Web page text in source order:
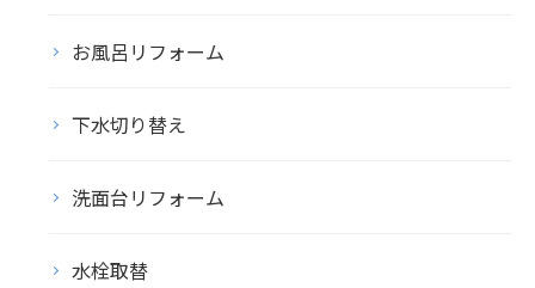
お風呂リフォーム
下水切り替え
洗面台リフォーム
水栓取替